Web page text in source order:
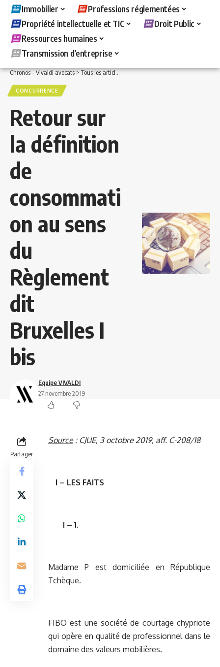
Immobilier
Professions réglementées
Propriété intellectuelle et TIC
Droit Public
Ressources humaines
Transmission d’entreprise
Chronos - Vivaldi avocats>Tous les articles >Concurrence / Consommation /
CONCURRENCE
Retour sur
la définition
de
consommati
on au sens
du
Règlement
dit
Bruxelles I
bis
Equipe VIVALDI
27 novembre 2019
Partager
Source: CJUE, 3 octobre 2019, aff. C-208/18
I – LES FAITS
I – 1.
Madame P est domiciliée en République
Tchèque.
FIBO est une société de courtage chypriote
qui opère en qualité de professionnel dans le
domaine des valeurs mobilières.